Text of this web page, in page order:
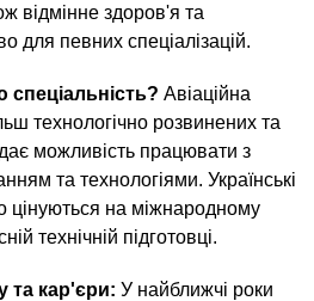
відмінне здоров'я та
для певних спеціалізацій.
Авіаційна
технологічно розвинених та
можливість працювати з
та технологіями. Українські
цінуються на міжнародному
технічній підготовці.
та кар'єри: У найближчі роки